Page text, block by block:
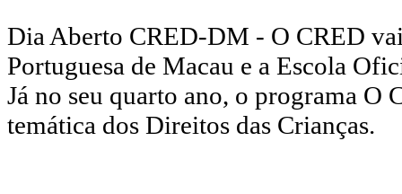
Dia Aberto CRED-DM - O CRED
Portuguesa de Macau e a Escola
Já no seu quarto ano, o programa O
temática dos Direitos das Crianças.